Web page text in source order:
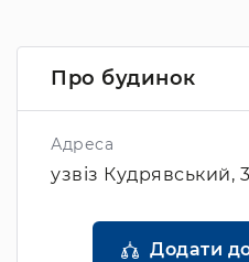
Про будинок
Адреса
узвіз Кудрявський,
Додати